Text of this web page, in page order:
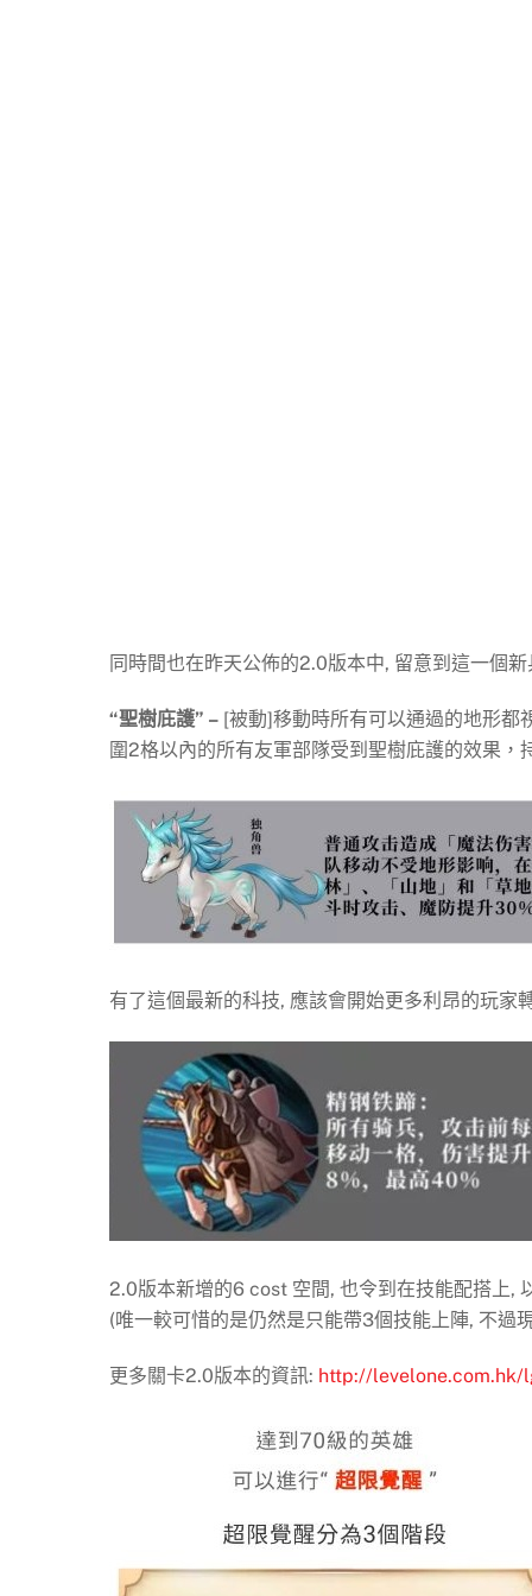
同時間也在昨天公佈的2.0版本中, 留意到這一個
“聖樹庇護” – [被動]移動時所有可以通過的地形都
圍2格以內的所有友軍部隊受到聖樹庇護的效果，
有了這個最新的科技, 應該會開始更多利昂的玩家
2.0版本新增的6 cost 空間, 也令到在技能配搭上,
(唯一較可惜的是仍然是只能帶3個技能上陣, 不過
更多關卡2.0版本的資訊: http://levelone.com.hk/